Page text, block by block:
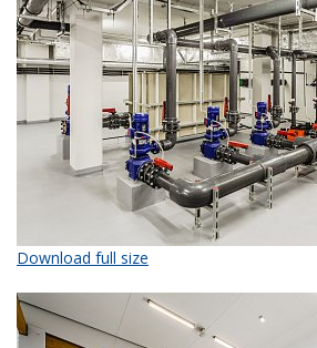
Download full size